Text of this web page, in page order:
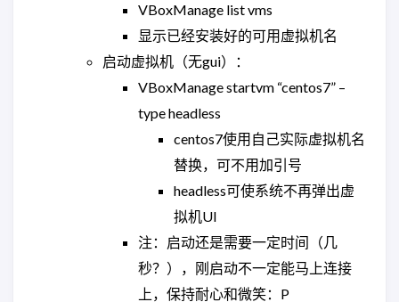
VBoxManage list vms
显示已经安装好的可用虚拟机名
启动虚拟机（无gui）：
VBoxManage startvm “centos7” –
type headless
centos7使用自己实际虚拟机名
替换，可不用加引号
headless可使系统不再弹出虚
拟机UI
注：启动还是需要一定时间（几
秒？），刚启动不一定能马上连接
上，保持耐心和微笑：P